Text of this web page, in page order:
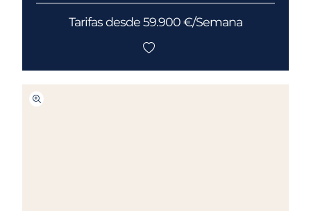
Tarifas desde 59.900 €/Semana